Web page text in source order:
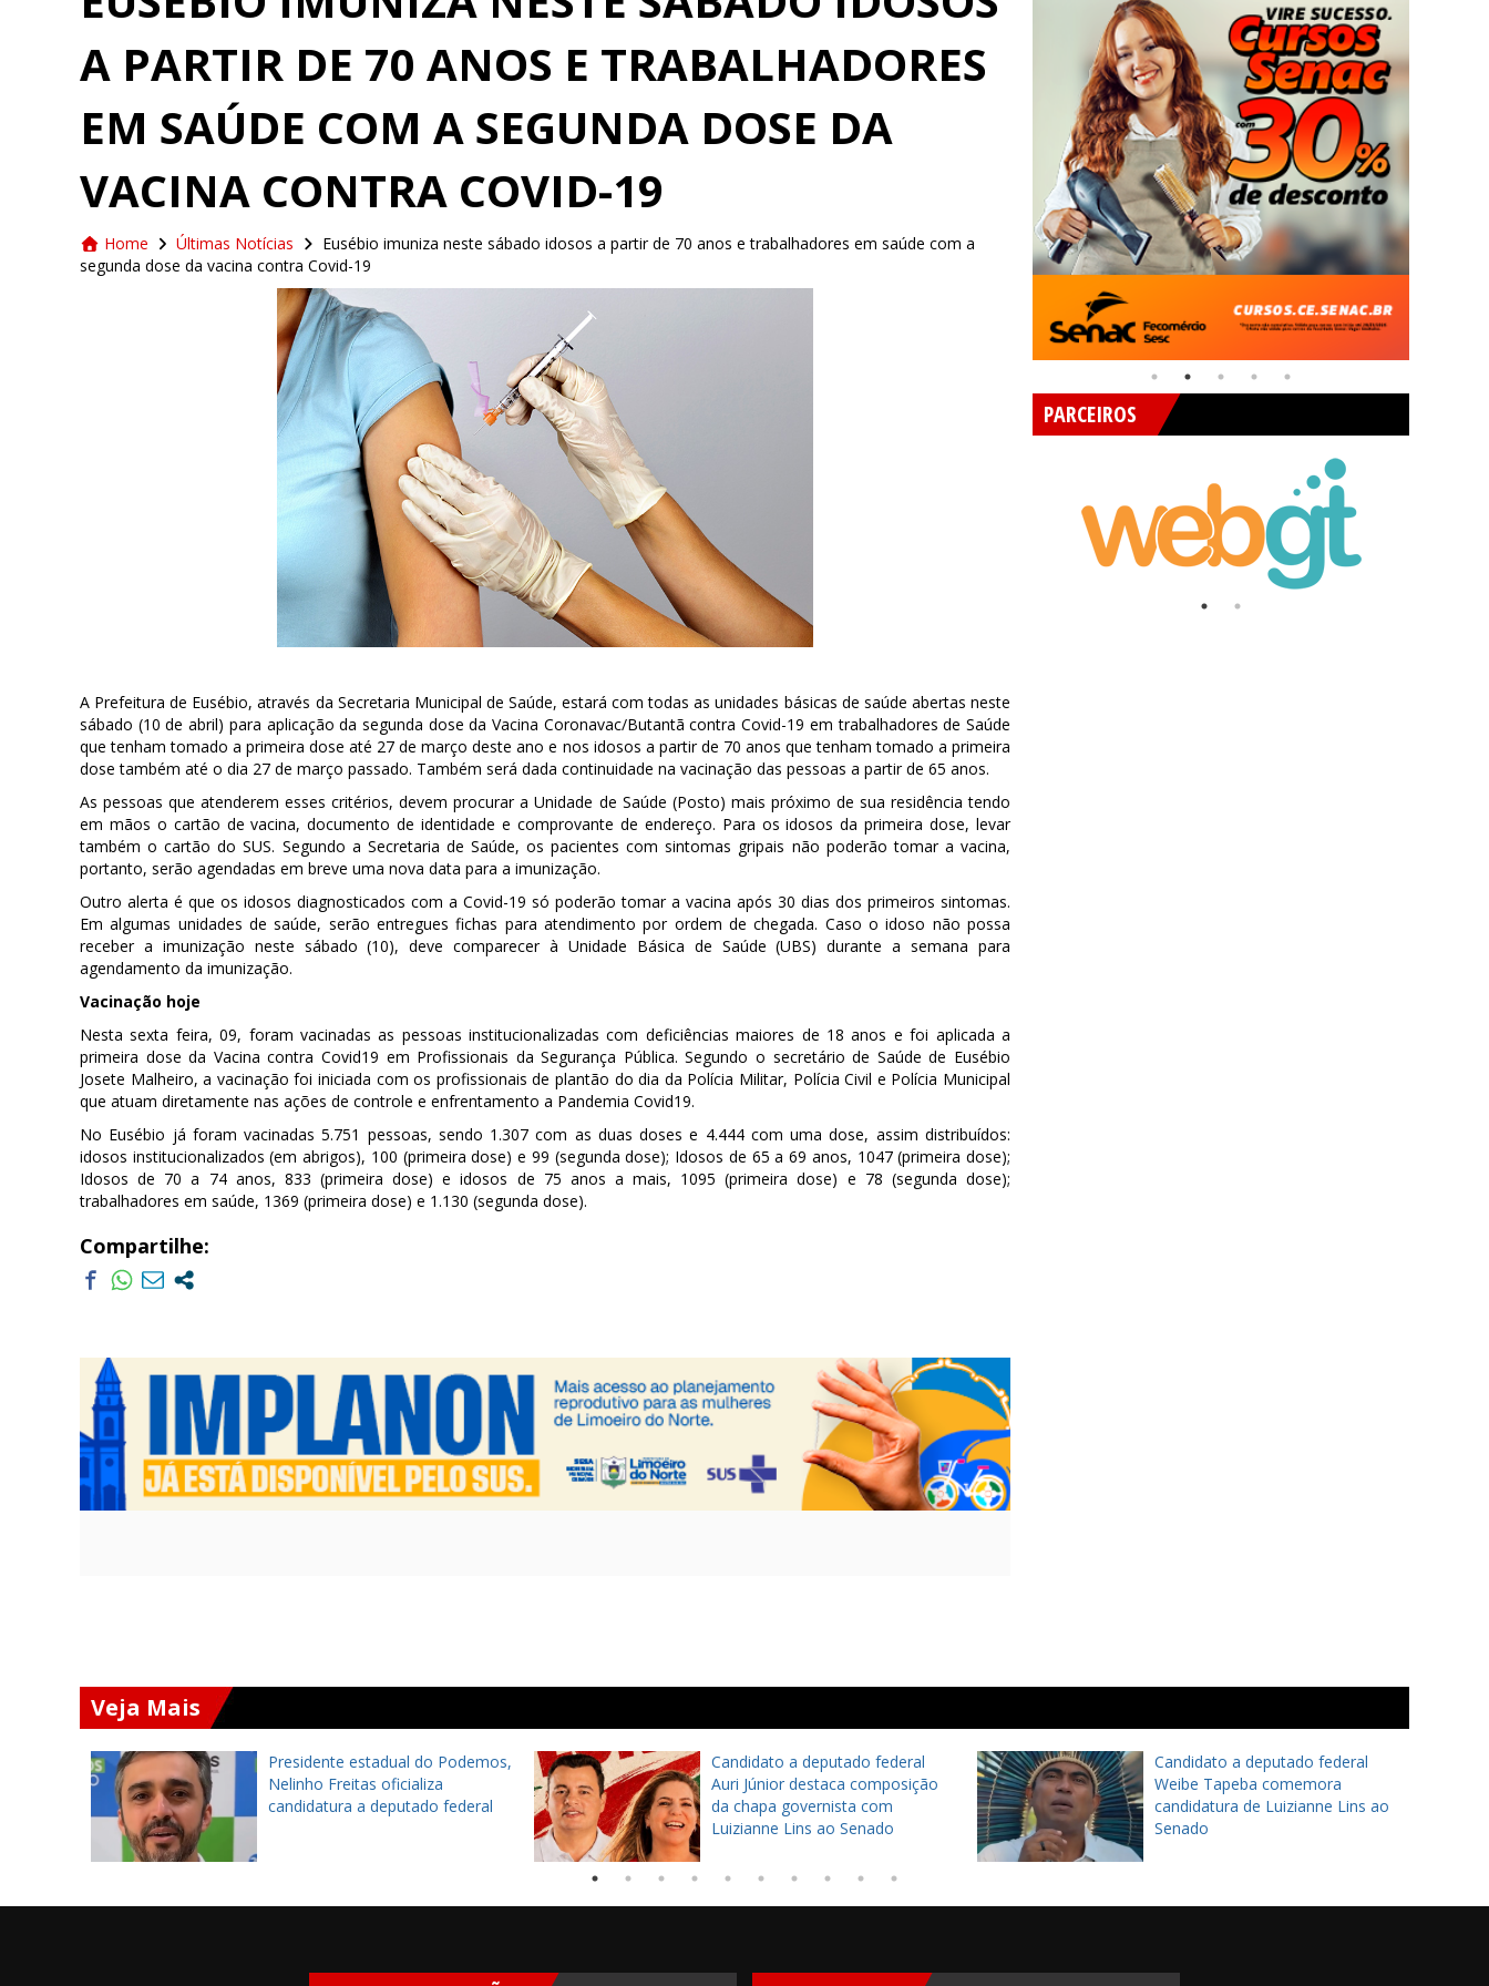
A PARTIR DE 70 ANOS E TRABALHADORES
EM SAÚDE COM A SEGUNDA DOSE DA
VACINA CONTRA COVID-19
Home Últimas Notícias
Eusébio imuniza neste sábado idosos a partir de 70 anos e trabalhadores em saúde com a
segunda dose da vacina contra Covid-19
A Prefeitura de Eusébio, através da Secretaria Municipal de Saúde, estará com todas as unidades básicas de saúde abertas neste
sábado (10 de abril) para aplicação da segunda dose da Vacina Coronavac/Butantã contra Covid-19 em trabalhadores de Saúde
que tenham tomado a primeira dose até 27 de março deste ano e nos idosos a partir de 70 anos que tenham tomado a primeira
dose também até o dia 27 de março passado. Também será dada continuidade na vacinação das pessoas a partir de 65 anos.
As pessoas que atenderem esses critérios, devem procurar a Unidade de Saúde (Posto) mais próximo de sua residência tendo
em mãos o cartão de vacina, documento de identidade e comprovante de endereço. Para os idosos da primeira dose, levar
também o cartão do SUS. Segundo a Secretaria de Saúde, os pacientes com sintomas gripais não poderão tomar a vacina,
portanto, serão agendadas em breve uma nova data para a imunização.
Outro alerta é que os idosos diagnosticados com a Covid-19 só poderão tomar a vacina após 30 dias dos primeiros sintomas.
Em algumas unidades de saúde, serão entregues fichas para atendimento por ordem de chegada. Caso o idoso não possa
receber a imunização neste sábado (10), deve comparecer à Unidade Básica de Saúde (UBS) durante a semana para
agendamento da imunização.
Vacinação hoje
Nesta sexta feira, 09, foram vacinadas as pessoas institucionalizadas com deficiências maiores de 18 anos e foi aplicada a
primeira dose da Vacina contra Covid19 em Profissionais da Segurança Pública. Segundo o secretário de Saúde de Eusébio
Josete Malheiro, a vacinação foi iniciada com os profissionais de plantão do dia da Polícia Militar, Polícia Civil e Polícia Municipal
que atuam diretamente nas ações de controle e enfrentamento a Pandemia Covid19.
No Eusébio já foram vacinadas 5.751 pessoas, sendo 1.307 com as duas doses e 4.444 com uma dose, assim distribuídos:
idosos institucionalizados (em abrigos), 100 (primeira dose) e 99 (segunda dose); Idosos de 65 a 69 anos, 1047 (primeira dose);
Idosos de 70 a 74 anos, 833 (primeira dose) e idosos de 75 anos a mais, 1095 (primeira dose) e 78 (segunda dose);
trabalhadores em saúde, 1369 (primeira dose) e 1.130 (segunda dose).
Compartilhe:
PARCEIROS
Veja Mais
Presidente estadual do Podemos,
Nelinho Freitas oficializa
candidatura a deputado federal
Candidato a deputado federal
Auri Júnior destaca composição
da chapa governista com
Luizianne Lins ao Senado
Candidato a deputado federal
Weibe Tapeba comemora
candidatura de Luizianne Lins ao
Senado